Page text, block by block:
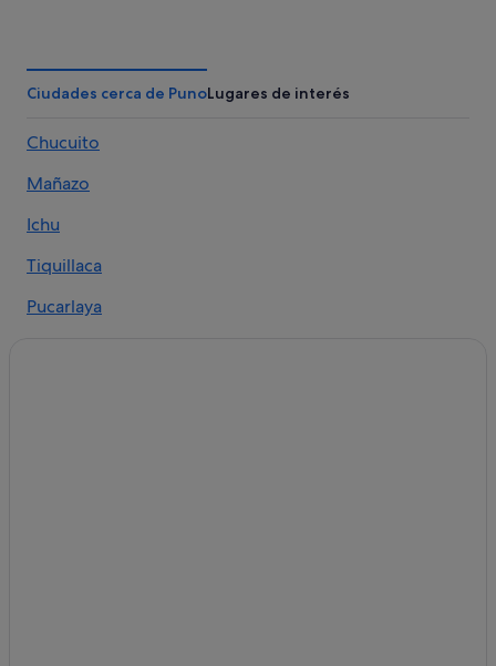
Hoteles de 3 estrellas en Puno
Casas barco en Puno
Hoteles de 4 estrellas en Puno
Puno hoteles
Moteles en Puno
Ciudades cerca de PunoLugares de interés
Chucuito
Mañazo
Ichu
Tiquillaca
Pucarlaya